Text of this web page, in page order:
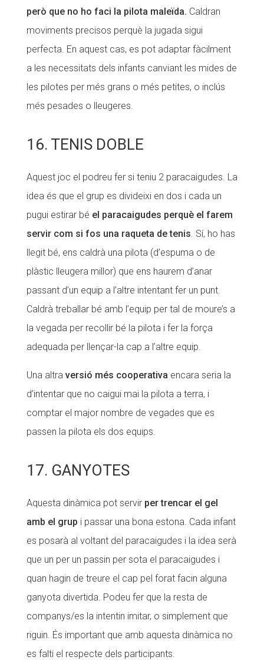
però que no ho faci la pilota maleïda. Caldran
moviments precisos perquè la jugada sigui
perfecta. En aquest cas, es pot adaptar fàcilment
a les necessitats dels infants canviant les mides de
les pilotes per més grans o més petites, o inclús
més pesades o lleugeres.
16. TENIS DOBLE
Aquest joc el podreu fer si teniu 2 paracaigudes. La
idea és que el grup es divideixi en dos i cada un
pugui estirar bé el paracaigudes perquè el farem
servir com si fos una raqueta de tenis. Sí, ho has
llegit bé, ens caldrà una pilota (d’espuma o de
plàstic lleugera millor) que ens haurem d’anar
passant d’un equip a l’altre intentant fer un punt.
Caldrà treballar bé amb l’equip per tal de moure’s a
la vegada per recollir bé la pilota i fer la força
adequada per llençar-la cap a l’altre equip.
Una altra versió més cooperativa encara seria la
d’intentar que no caigui mai la pilota a terra, i
comptar el major nombre de vegades que es
passen la pilota els dos equips.
17. GANYOTES
Aquesta dinàmica pot servirper trencar el gel
amb el grup i passar una bona estona. Cada infant
es posarà al voltant del paracaigudes i la idea serà
que un per un passin per sota el paracaigudes i
quan hagin de treure el cap pel forat facin alguna
ganyota divertida. Podeu fer que la resta de
companys/es la intentin imitar, o simplement que
riguin. És important que amb aquesta dinàmica no
es falti el respecte dels participants.